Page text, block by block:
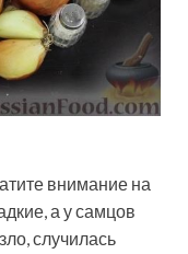
внимание на
а у самцов
случилась